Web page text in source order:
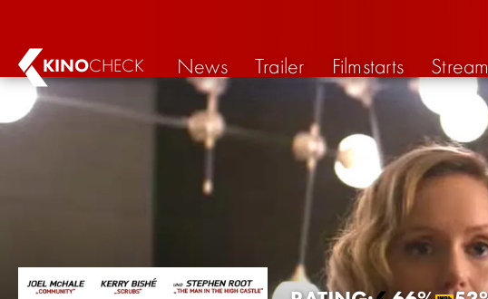
KINOCHECK News Trailer Filmstarts